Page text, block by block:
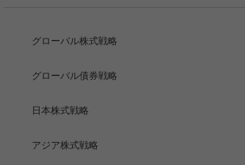
グローバル株式戦略
グローバル債券戦略
日本株式戦略
アジア株式戦略